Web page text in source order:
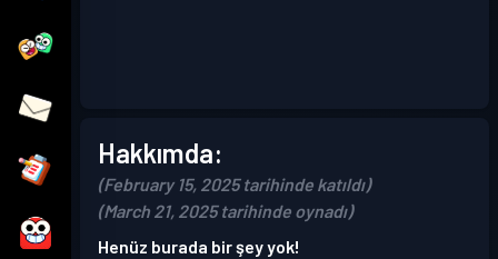
Hakkımda:
(February 15, 2025 tarihinde katıldı)
(March 21, 2025 tarihinde oynadı)
Henüz burada bir şey yok!